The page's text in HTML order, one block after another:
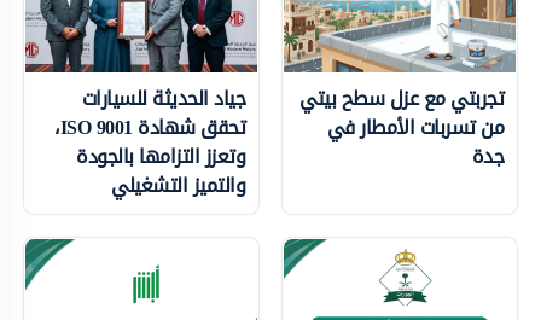
تجربتي مع عزل سطح بيتي
من تسربات الأمطار في
جدة
جياد الحديثة للسيارات
تحقق شهادة ISO 9001،
وتعزز التزامها بالجودة
والتميز التشغيلي